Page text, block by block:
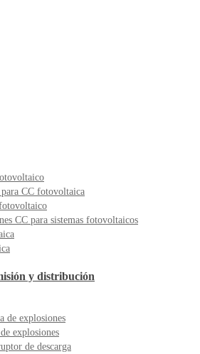
CC fotovoltaica
CC para sistemas fotovoltaicos
y distribución
de explosiones
explosiones
de descarga